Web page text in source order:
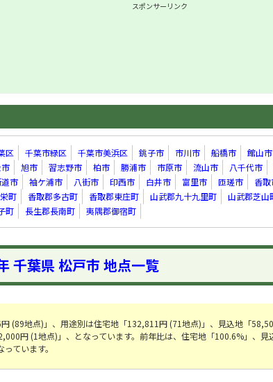
スポンサーリンク
区 千葉市緑区 千葉市美浜区 銚子市 市川市 船橋市 館山市
旭市 習志野市 柏市 勝浦市 市原市 流山市 八千代市
市 袖ケ浦市 八街市 印西市 白井市 富里市 匝瑳市
香取
町 香取郡多古町 香取郡東庄町 山武郡九十九里町
山武郡芝山
町 長生郡長南町 夷隅郡御宿町
千葉県 松戸市 地点一覧
(89地点)」、用途別は住宅地「132,811円 (71地点)」、見込地「
円 (1地点)」、となっています。前年比は、住宅地「100.6%」、見
ています。